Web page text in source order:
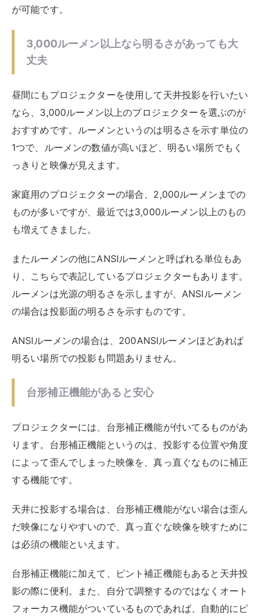
が可能です。
3,000ルーメン以上なら明るさがあっても大
丈夫
昼間にもプロジェクターを使用して天井投影を行いたい
なら、3,000ルーメン以上のプロジェクターを選ぶのが
おすすめです。ルーメンというのは明るさを示す単位の
1つで、ルーメンの数値が高いほど、明るい場所でもく
っきりと映像が見えます。
家庭用のプロジェクターの場合、2,000ルーメンまでの
ものが多いですが、最近では3,000ルーメン以上のもの
も増えてきました。
またルーメンの他にANSIルーメンと呼ばれる単位もあ
り、こちらで表記しているプロジェクターもあります。
ルーメンは光源の明るさを示しますが、ANSIルーメン
の場合は投影面の明るさを示すものです。
ANSIルーメンの場合は、200ANSIルーメンほどあれば
明るい場所での投影も問題ありません。
台形補正機能があると安心
プロジェクターには、台形補正機能が付いてるものがあ
ります。台形補正機能というのは、投影する位置や角度
によって歪んでしまった映像を、真っ直ぐなものに補正
する機能です。
天井に投影する場合は、台形補正機能がない場合は歪ん
だ映像になりやすいので、真っ直ぐな映像を映すために
は必須の機能といえます。
台形補正機能に加えて、ピント補正機能もあると天井投
影の際に便利。また、自分で調整するのではなくオート
フォーカス機能がついているものであれば、自動的にピ